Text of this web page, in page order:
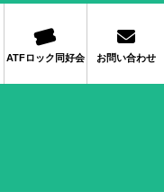
ATFロック同好会 お問い合わせ